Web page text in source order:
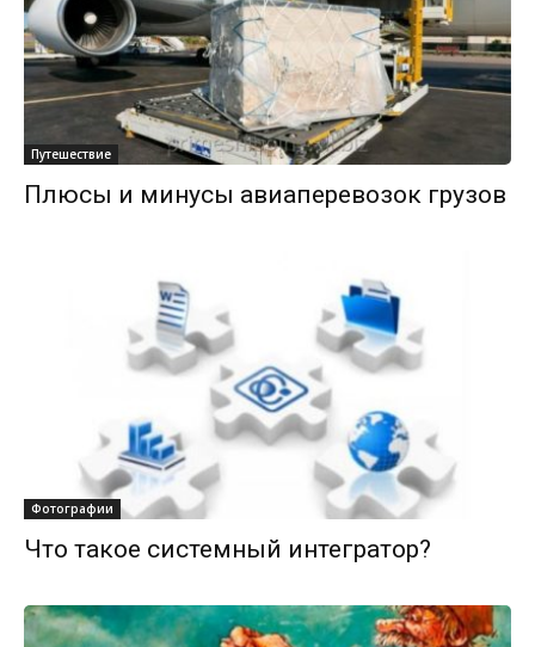
Путешествие
Плюсы и минусы авиаперевозок грузов
Фотографии
Что такое системный интегратор?